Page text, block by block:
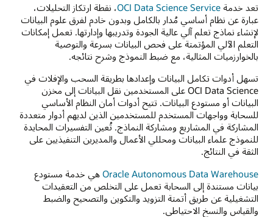
تعد خدمة OCI Data Science Service، نقطة ارتكاز التحليلات،
عبارة عن نظام أساسي مُدار بالكامل وبدون خادم لفرق علوم البيانات
لإنشاء نماذج تعلم آلي عالية الجودة وتدريبها وإدارتها. تعمل إمكانات
التعلم الآلي المؤتمتة على فحص البيانات بسرعة والتوصية
بالخوارزميات المثالية، مع ضبط النموذج وشرح نتائجه.
تسهل أدوات تكامل البيانات وإعدادها بطريقة السحب والإفلات في
OCI Data Science على المستخدمين نقل البيانات إلى مخزن
البيانات أو مستودع البيانات. تتيح أدوات أمان النظام الأساسي
للسحابة وواجهات المستخدم للمستخدمين الذين لديهم أدوار متعددة
المشاركة في المشاريع ومشاركة النماذج. تُعين التفسيرات المحايدة
للنموذج علماء البيانات ومحللي الأعمال والمديرين التنفيذيين على
الثقة في النتائج.
Oracle Autonomous Data Warehouse هي خدمة مستودع
بيانات مستندة إلى السحابة تعمل على التخلص من التعقيدات
التشغيلية عن طريق أتمتة التزويد والتكوين والتصحيح والضبط
والقياس والنسخ الاحتياطي.